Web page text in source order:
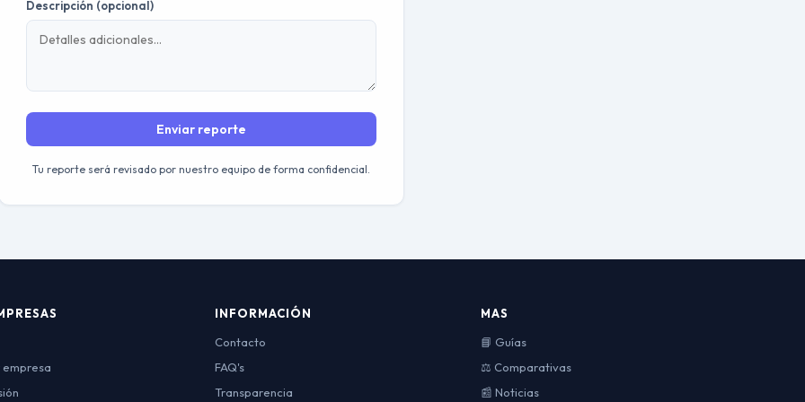
Descripción (opcional)
Enviar reporte
Tu reporte será revisado por nuestro equipo de forma confidencial.
INFORMACIÓN
Contacto
FAQ's
Transparencia
MAS
📘 Guías
⚖️ Comparativas
📰 Noticias